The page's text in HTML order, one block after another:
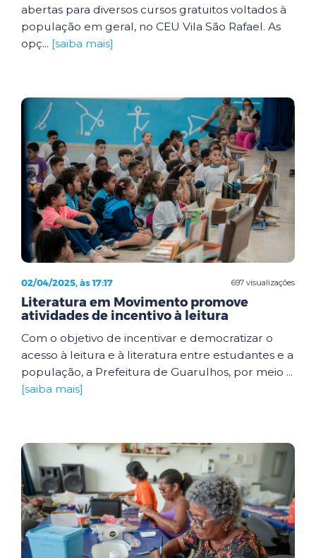
abertas para diversos cursos gratuitos voltados à
população em geral, no CEU Vila São Rafael. As
opç... [saiba mais]
697 visualizações
02/04/2025, às 17:17
Literatura em Movimento promove
atividades de incentivo à leitura
Com o objetivo de incentivar e democratizar o
acesso à leitura e à literatura entre estudantes e a
população, a Prefeitura de Guarulhos, por meio ...
[saiba mais]